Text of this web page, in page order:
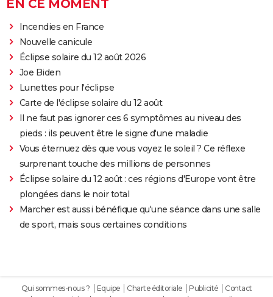
EN CE MOMENT
Incendies en France
Nouvelle canicule
Éclipse solaire du 12 août 2026
Joe Biden
Lunettes pour l'éclipse
Carte de l'éclipse solaire du 12 août
Il ne faut pas ignorer ces 6 symptômes au niveau des
pieds : ils peuvent être le signe d'une maladie
Vous éternuez dès que vous voyez le soleil ? Ce réflexe
surprenant touche des millions de personnes
Éclipse solaire du 12 août : ces régions d'Europe vont être
plongées dans le noir total
Marcher est aussi bénéfique qu'une séance dans une salle
de sport, mais sous certaines conditions
Qui sommes-nous ? Equipe Charte éditoriale Publicité
Contact